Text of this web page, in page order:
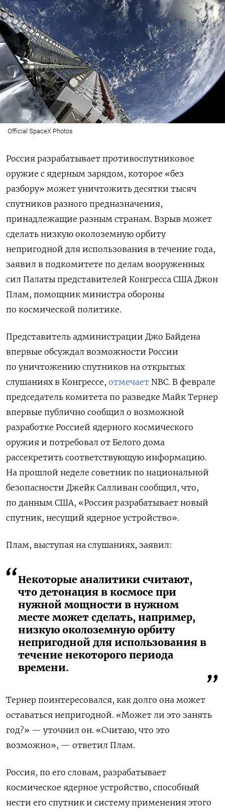
Official SpaceX Photos
Россия разрабатывает противоспутниковое
оружие с ядерным зарядом, которое «без
разбору» может уничтожить десятки тысяч
спутников разного предназначения,
принадлежащие разным странам. Взрыв может
сделать низкую околоземную орбиту
непригодной для использования в течение года,
заявил в подкомитете по делам вооруженных
сил Палаты представителей Конгресса США Джон
Плам, помощник министра обороны
по космической политике.
Представитель администрации Джо Байдена
впервые обсуждал возможности России
по уничтожению спутников на открытых
слушаниях в Конгрессе, отмечает NBC. В феврале
председатель комитета по разведке Майк Тернер
впервые публично сообщил о возможной
разработке Россией ядерного космического
оружия и потребовал от Белого дома
рассекретить соответствующую информацию.
На прошлой неделе советник по национальной
безопасности Джейк Салливан сообщил, что,
по данным США, «Россия разрабатывает новый
спутник, несущий ядерное устройство».
Плам, выступая на слушаниях, заявил:
Некоторые аналитики считают,
что детонация в космосе при
нужной мощности в нужном
месте может сделать, например,
низкую околоземную орбиту
непригодной для использования в
течение некоторого периода
времени.
Тернер поинтересовался, как долго она может
оставаться непригодной. «Может ли это занять
год?» — уточнил он. «Считаю, что это
возможно», — ответил Плам.
Россия, по его словам, разрабатывает
космическое ядерное устройство, способный
нести его спутник и систему применения этого